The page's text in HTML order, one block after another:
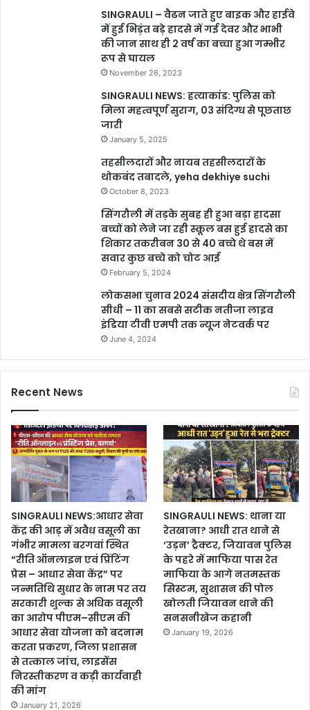
SINGRAULI – वैढन जाते हुए बाइक और हाईवे
में हुई भिड़ंत बड़े हादसे में गई देवर और भाभी
की जान साथ ही 2 वर्ष का बच्चा हुआ गम्भीर
रूप से घायल
November 26, 2023
SINGRAULI NEWS: हत्याकांड: पुलिस को
मिला महत्वपूर्ण सुराग, 03 संदिग्ध से पूछताछ
जारी
January 5, 2025
तहसीलदारों और नायब तहसीलदारों के
थोकबंद तबादले, yeha dekhiye suchi
October 8, 2023
सिंगरौली में तड़के सुबह ही हुआ बड़ा हादसा
बच्चों को लेने जा रही स्कूल बस हुई हादसे का
शिकार तकरीबन 30 से 40 बच्चे थे बस में
सवार कुछ बच्चे को चोट आई
February 5, 2024
लोकसभा चुनाव 2024 संसदीय क्षेत्र सिंगरौली
सीधी – 11 का सबसे सटीक नतीजा लाइव
इंडिया टीवी एमपी तक न्यूज नेटवर्क पर
June 4, 2024
Recent News
SINGRAULI NEWS:आधार सेवा
केंद्र की आड़ में अवैध वसूली का
गंभीर मामला बरगवां स्थित
“रीति ऑनलाइन एवं प्रिंटिंग
प्रेस – आधार सेवा केंद्र” पर
जन्मतिथि सुधार के नाम पर तय
सरकारी शुल्क से अधिक वसूली
का आरोप पीएम–सीएम की
आधार सेवा योजना को बदनाम
करता प्रकरण, जिला प्रशासन
से तत्काल जांच, लाइसेंस
निरस्तीकरण व कड़ी कार्यवाही
की मांग
January 21, 2026
SINGRAULI NEWS: थाना या
रेतखाना? आधी रात थाने से
‘उड़न’ ट्रैक्टर, जियावन पुलिस
के पहरे में माफिया पास रेत
माफिया के आगे नतमस्तक
सिस्टम, सुशासन की पोल
खोलती जियावन थाने की
सनसनीखेज कहानी
January 19, 2026